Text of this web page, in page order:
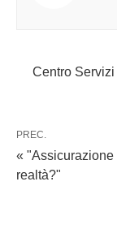
Centro
PREC.
«
realtà?"